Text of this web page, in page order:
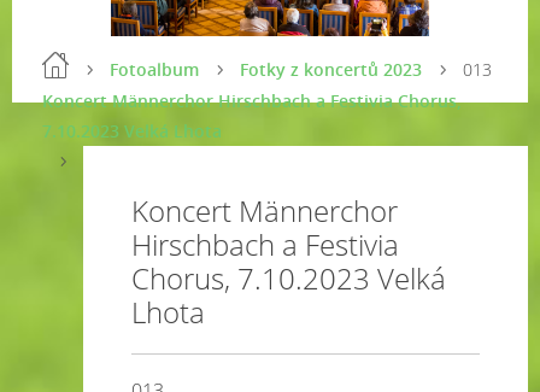
Fotoalbum
Fotky z koncertů 2023
Koncert Männerchor Hirschbach a Festivia Chorus,
7.10.2023 Velká Lhota
013
Koncert Männerchor
Hirschbach a Festivia
Chorus, 7.10.2023 Velká
Lhota